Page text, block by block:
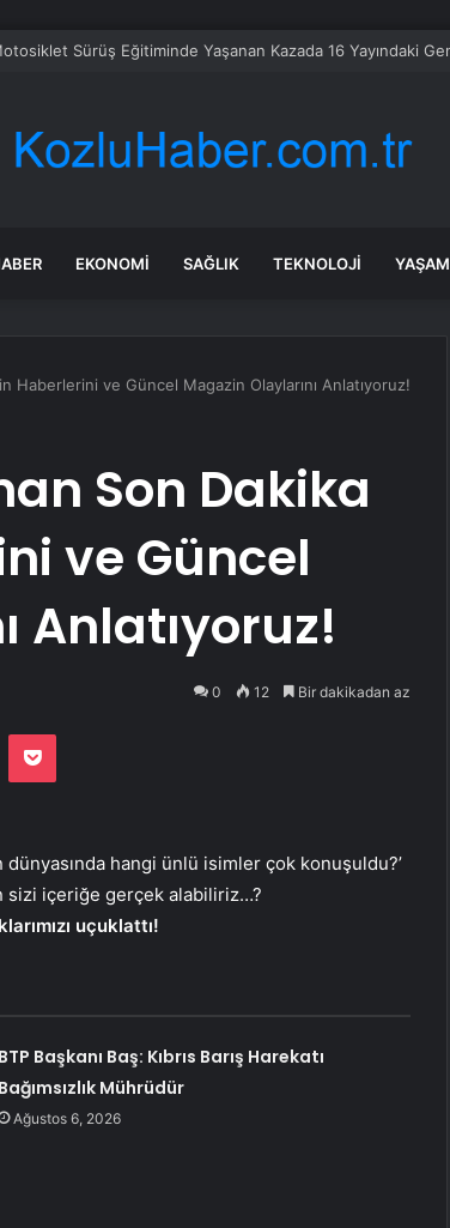
22 dolar
EKONOMI SAĞLIK TEKNOLOJI YAŞAM
Haberlerini ve Güncel Magazin Olaylarını Anlatıyoruz!
Son Dakika
ve Güncel
Anlatıyoruz!
0 12 Bir dakikadan az
Pocket
hangi ünlü isimler çok konuşuldu?’
sizi içeriğe gerçek alabiliriz…?
uçuklattı!
BTP Başkanı Baş: Kıbrıs Barış Harekatı
Bağımsızlık Mührüdür
Ağustos 6, 2026